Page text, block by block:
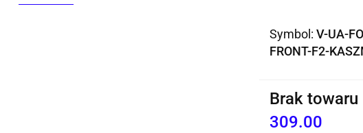
Symbol:V-UA-
FRONT-F2-
Brak towaru
309.00